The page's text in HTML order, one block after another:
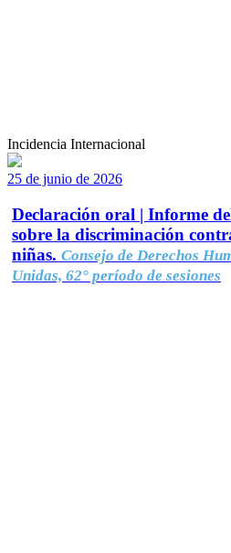
Incidencia Internacional
25 de junio de 2026
Declaración oral | Informe
sobre la discriminación
niñas. Consejo de Derechos
Unidas, 62° período de sesiones